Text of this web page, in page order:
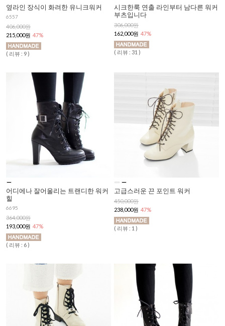
옆라인 장식이 화려한 유니크워커
6557
406,000원
215,000원 47%
( 리뷰 : 9 )
시크한룩 연출 라인부터 남다른 워커
부츠입니다
306,000원
162,000원 47%
( 리뷰 : 31 )
어디에나 잘어울리는 트랜디한 워커
힐
6695
364,000원
193,000원 47%
( 리뷰 : 6 )
고급스러운 끈 포인트 워커
450,000원
238,000원 47%
( 리뷰 : 1 )